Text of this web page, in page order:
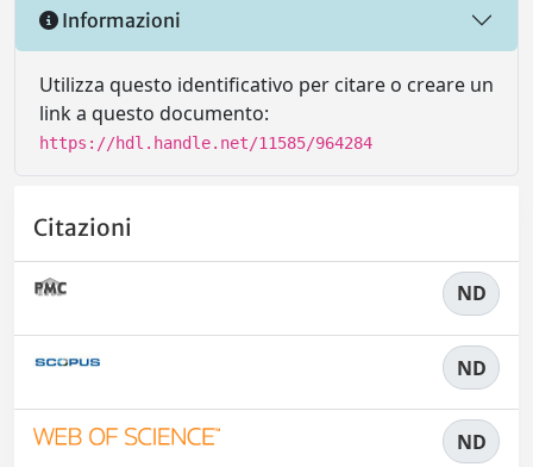
Informazioni
Utilizza questo identificativo per citare o creare un
link a questo documento:
https://hdl.handle.net/11585/964284
Citazioni
ND
ND
ND